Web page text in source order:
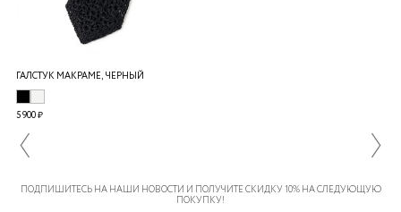
ГАЛСТУК МАКРАМЕ, ЧЕРНЫЙ
5 900 ₽
ПОДПИШИТЕСЬ НА НАШИ НОВОСТИ И ПОЛУЧИТЕ СКИДКУ 10% НА СЛЕДУЮЩУЮ
ПОКУПКУ!